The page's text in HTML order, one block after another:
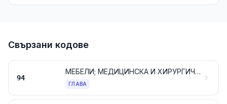
Свързани кодове
94
МЕБЕЛИ; МЕДИЦИНСКА И ХИРУРГИЧЕСКА МЕБЕЛИРОВКА; СПАЛНИ АРТИКУЛИ И ДРУГИ ПОДОБНИ; ОСВЕТИТЕЛНИ ТЕЛА И ОСВЕТИТЕЛНА АРМАТУРА, НЕУПОМЕНАТИ, НИТО ВКЛЮЧЕНИ ДРУГАДЕ; РЕКЛАМНИ ЛАМПИ, СВЕТЛИННИ НАДПИСИ, СВЕТЛИННИ УКАЗАТЕЛНИ ТАБЕЛИ И ПОДОБНИ АРТИКУЛИ; СГЛОБЯЕМИ КОНСТРУКЦИИ
ГЛАВА